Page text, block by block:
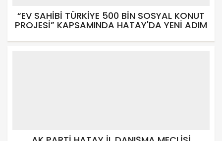
“EV SAHİBİ TÜRKİYE 500 BİN SOSYAL KONUT
PROJESİ” KAPSAMINDA HATAY'DA YENİ ADIM